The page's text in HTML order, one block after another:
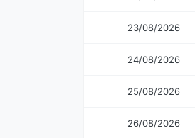
23/08/2026
24/08/2026
25/08/2026
26/08/2026